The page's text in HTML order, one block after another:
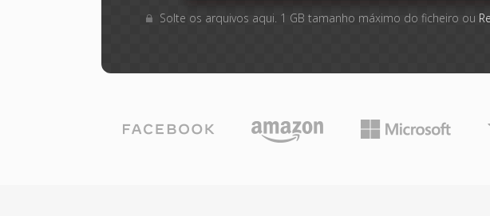
Solte os arquivos aqui. 1 GB tamanho máximo do ficheiro ou